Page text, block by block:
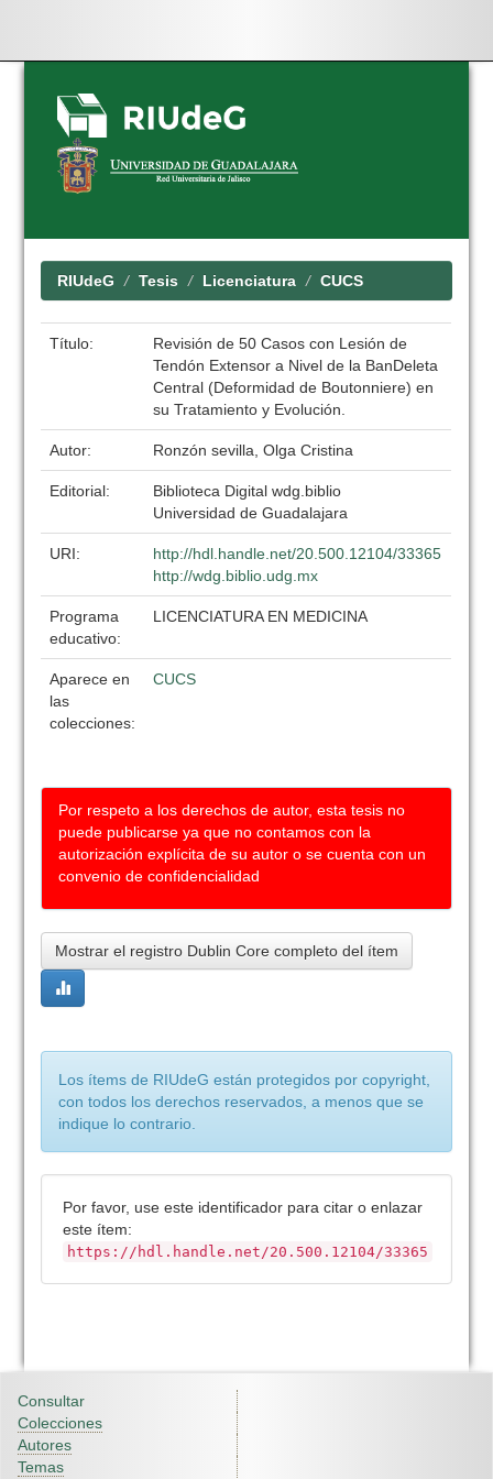
Skip
navigation
RIUdeG Tesis Licenciatura CUCS
Título:
Revisión de 50 Casos con Lesión de
Tendón Extensor a Nivel de la BanDeleta
Central (Deformidad de Boutonniere) en
su Tratamiento y Evolución.
Autor: Ronzón sevilla, Olga Cristina
Editorial:
Biblioteca Digital wdg.biblio
Universidad de Guadalajara
URI:
http://hdl.handle.net/20.500.12104/33365
http://wdg.biblio.udg.mx
Programa
educativo:
LICENCIATURA EN MEDICINA
Aparece en
las
colecciones:
CUCS
Por respeto a los derechos de autor, esta tesis no
puede publicarse ya que no contamos con la
autorización explícita de su autor o se cuenta con un
convenio de confidencialidad
Mostrar el registro Dublin Core completo del ítem
Los ítems de RIUdeG están protegidos por copyright,
con todos los derechos reservados, a menos que se
indique lo contrario.
Por favor, use este identificador para citar o enlazar
este ítem:
https://hdl.handle.net/20.500.12104/33365
Consultar
Colecciones
Autores
Temas